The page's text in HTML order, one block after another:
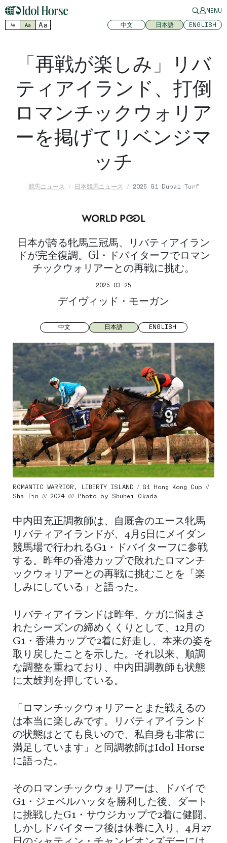
MENU
Aa Aa Aa 中文 日本語 ENGLISH
「再戦が楽しみ」リバ
ティアイランド、打倒
ロマンチックウォリア
ーを掲げてリベンジマ
ッチ
競馬ニュース 日本競馬ニュース 2025 G1 Dubai Turf
日本が誇る牝馬三冠馬、リバティアイラン
ドが完全復調。G1・ドバイターフでロマン
チックウォリアーとの再戦に挑む。
2025 03 25
デイヴィッド・モーガン
中文 日本語 ENGLISH
ROMANTIC WARRIOR, LIBERTY ISLAND / G1 Hong Kong Cup //
Sha Tin /// 2024 //// Photo by Shuhei Okada
中内田充正調教師は、自厩舎のエース牝馬
リバティアイランドが、4月5日にメイダン
競馬場で行われるG1・ドバイターフに参戦
する。昨年の香港カップで敗れたロマンチ
ックウォリアーとの再戦に挑むことを「楽
しみにしている」と語った。
リバティアイランドは昨年、ケガに悩まさ
れたシーズンの締めくくりとして、12月の
G1・香港カップで2着に好走し、本来の姿を
取り戻したことを示した。それ以来、順調
な調整を重ねており、中内田調教師も状態
に太鼓判を押している。
「ロマンチックウォリアーとまた戦えるの
は本当に楽しみです。リバティアイランド
の状態はとても良いので、私自身も非常に
満足しています」と同調教師はIdol Horse
に語った。
そのロマンチックウォリアーは、ドバイで
G1・ジェベルハッタを勝利した後、ダート
に挑戦したG1・サウジカップで2着に健闘。
しかしドバイターフ後は休養に入り、4月27